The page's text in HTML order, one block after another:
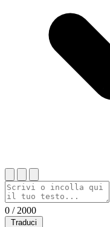
0 / 2000
Traduci